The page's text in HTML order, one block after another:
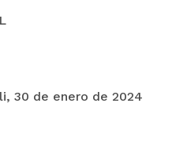
30 de enero de 2024